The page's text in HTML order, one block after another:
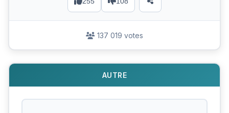
137 019 votes
AUTRE